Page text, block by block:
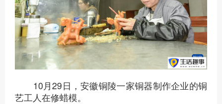
10月29日，安徽铜陵一家铜器制作企业的铜
艺工人在修蜡模。